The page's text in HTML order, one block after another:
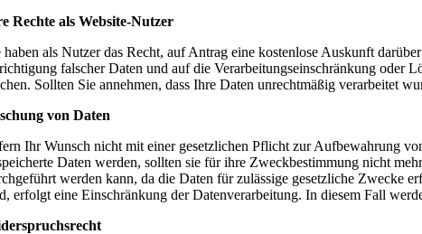
Rechte als Website-Nutzer
haben als Nutzer das Recht, auf Antrag eine kostenlose Auskunft
falscher Daten und auf die Verarbeitungseinschränkung oder
Sollten Sie annehmen, dass Ihre Daten unrechtmäßig verarbeitet
von Daten
Ihr Wunsch nicht mit einer gesetzlichen Pflicht zur Aufbewahrung
Daten werden, sollten sie für ihre Zweckbestimmung nicht
werden kann, da die Daten für zulässige gesetzliche Zwecke
erfolgt eine Einschränkung der Datenverarbeitung. In diesem Fall